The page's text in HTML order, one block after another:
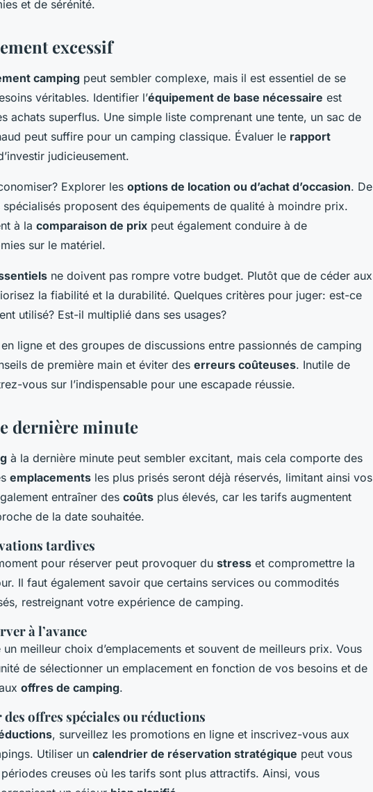
et de sérénité.
excessif
camping peut sembler complexe, mais il est essentiel de se
véritables. Identifier l’équipement de base nécessaire est
achats superflus. Une simple liste comprenant une tente, un sac de
peut suffire pour un camping classique. Évaluer le rapport
judicieusement.
Explorer les options de location ou d’achat d’occasion. De
proposent des équipements de qualité à moindre prix.
à la comparaison de prix peut également conduire à de
sur le matériel.
ne doivent pas rompre votre budget. Plutôt que de céder aux
la fiabilité et la durabilité. Quelques critères pour juger: est-ce
utilisé? Est-il multiplié dans ses usages?
ligne et des groupes de discussions entre passionnés de camping
de première main et éviter des erreurs coûteuses. Inutile de
vous sur l’indispensable pour une escapade réussie.
dernière minute
à la dernière minute peut sembler excitant, mais cela comporte des
emplacements les plus prisés seront déjà réservés, limitant ainsi vos
entraîner des coûts plus élevés, car les tarifs augmentent
de la date souhaitée.
tardives
pour réserver peut provoquer du stress et compromettre la
Il faut également savoir que certains services ou commodités
restreignant votre expérience de camping.
à l’avance
un meilleur choix d’emplacements et souvent de meilleurs prix. Vous
de sélectionner un emplacement en fonction de vos besoins et de
offres de camping.
offres spéciales ou réductions
, surveillez les promotions en ligne et inscrivez-vous aux
Utiliser un calendrier de réservation stratégique peut vous
creuses où les tarifs sont plus attractifs. Ainsi, vous